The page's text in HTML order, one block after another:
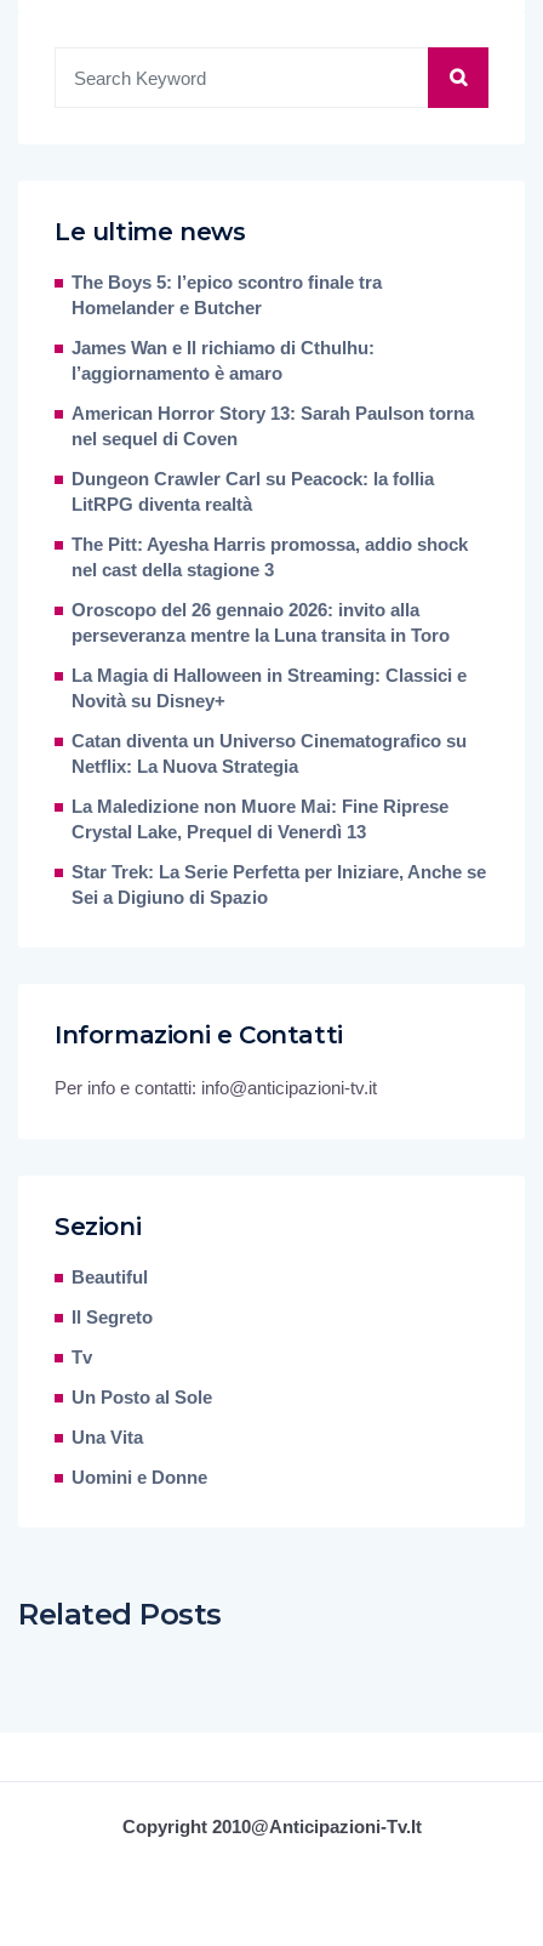
Le ultime news
The Boys 5: l’epico scontro finale tra
Homelander e Butcher
James Wan e Il richiamo di Cthulhu:
l’aggiornamento è amaro
American Horror Story 13: Sarah Paulson torna
nel sequel di Coven
Dungeon Crawler Carl su Peacock: la follia
LitRPG diventa realtà
The Pitt: Ayesha Harris promossa, addio shock
nel cast della stagione 3
Oroscopo del 26 gennaio 2026: invito alla
perseveranza mentre la Luna transita in Toro
La Magia di Halloween in Streaming: Classici e
Novità su Disney+
Catan diventa un Universo Cinematografico su
Netflix: La Nuova Strategia
La Maledizione non Muore Mai: Fine Riprese
Crystal Lake, Prequel di Venerdì 13
Star Trek: La Serie Perfetta per Iniziare, Anche se
Sei a Digiuno di Spazio
Informazioni e Contatti
Per info e contatti: info@anticipazioni-tv.it
Sezioni
Beautiful
Il Segreto
Tv
Un Posto al Sole
Una Vita
Uomini e Donne
Related Posts
Copyright 2010@Anticipazioni-Tv.it